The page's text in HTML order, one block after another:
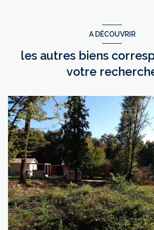
A DÉCOUVRIR
les autres biens
votre